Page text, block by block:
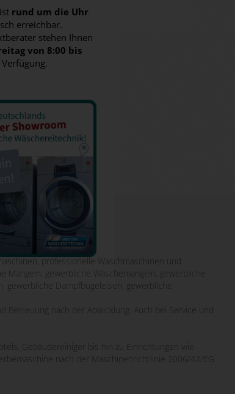
rund um die Uhr
erreichbar.
stehen Ihnen
von 8:00 bis
professionelle Waschmaschinen und
gewerbliche Wäschemangeln, gewerbliche
Dampfbügeleisen, gewerbliche
Betreuung nach der Abwicklung. Auch bei Service und
Gebäudereiniger bis hin zu Einrichtungen wie
nach der Maschinenrichtlinie 2006/42/EG